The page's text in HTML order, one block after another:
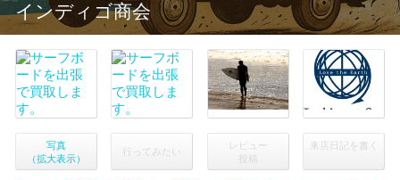
インディゴ商会
写真
（拡大表示）
行ってみたい
レビュー
投稿
来店日記を 書く